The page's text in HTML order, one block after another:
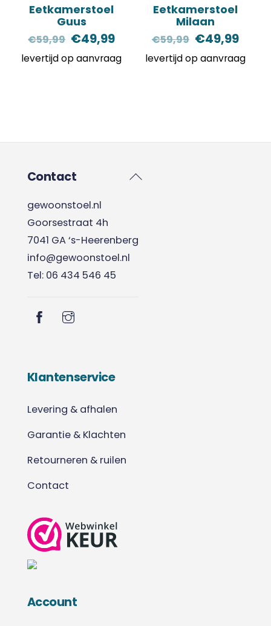
Eetkamerstoel
Guus
€59,99 Oorspronkelijke
prijs
€49,99Huidige
prijs
levertijd op aanvraag
Eetkamerstoel
Milaan
€59,99
prijs
€49,99
prijs
levertijd op aanvraag
Back
Contact
gewoonstoel.nl
Goorsestraat 4h
7041 GA ‘s-Heerenberg
info@gewoonstoel.nl
Tel: 06 434 546 45
Klantenservice
Levering & afhalen
Garantie & Klachten
Retourneren & ruilen
Contact
Account